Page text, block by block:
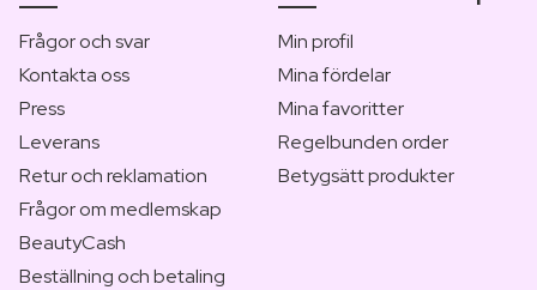
Frågor och svar
Kontakta oss
Press
Leverans
Retur och reklamation
Frågor om medlemskap
BeautyCash
Beställning och betaling
Min profil
Mina fördelar
Mina favoritter
Regelbunden order
Betygsätt produkter